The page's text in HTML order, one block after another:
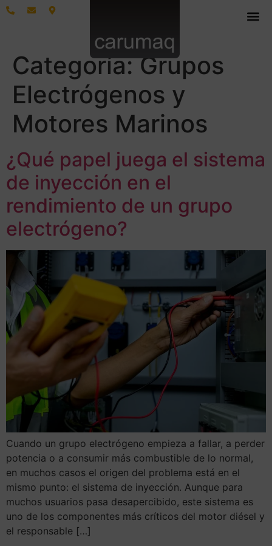
Categoría:Grupos
Electrógenos y
Motores Marinos
¿Qué papel juega el sistema
de inyección en el
rendimiento de un grupo
electrógeno?
Cuando un grupo electrógeno empieza a fallar, a perder
potencia o a consumir más combustible de lo normal,
en muchos casos el origen del problema está en el
mismo punto: el sistema de inyección. Aunque para
muchos usuarios pasa desapercibido, este sistema es
uno de los componentes más críticos del motor diésel y
el responsable […]